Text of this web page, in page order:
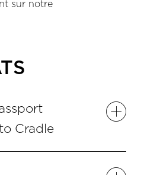
sur notre
Cradle
références en